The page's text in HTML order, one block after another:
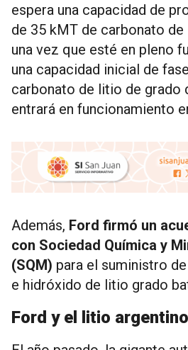
espera una capacidad de
de 35 kMT de carbonato
una vez que esté en pleno
una capacidad inicial de
carbonato de litio de grado
entrará en funcionamiento
Además, Ford firmó un
con Sociedad Química y
(SQM) para el suministro
e hidróxido de litio grado
Ford y el litio argentino